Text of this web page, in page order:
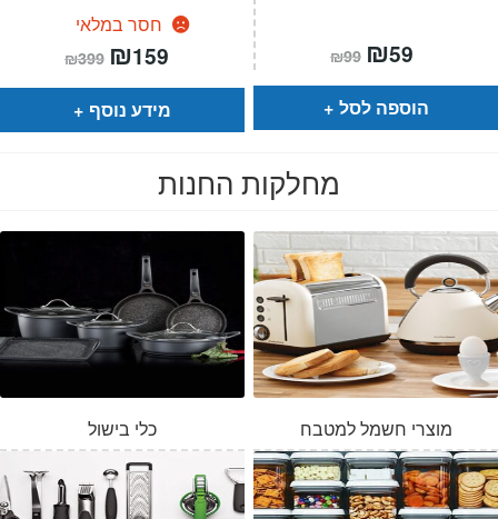
חסר במלאי
₪399 המחיר
המקורי
היה:
₪399.
₪159
הוא:
מידע נוסף
₪99 המחיר
המקורי
היה:
₪99.
₪59
הוא:
הוספה לסל
מחלקות החנות
כלי בישול מוצרי חשמל למטבח